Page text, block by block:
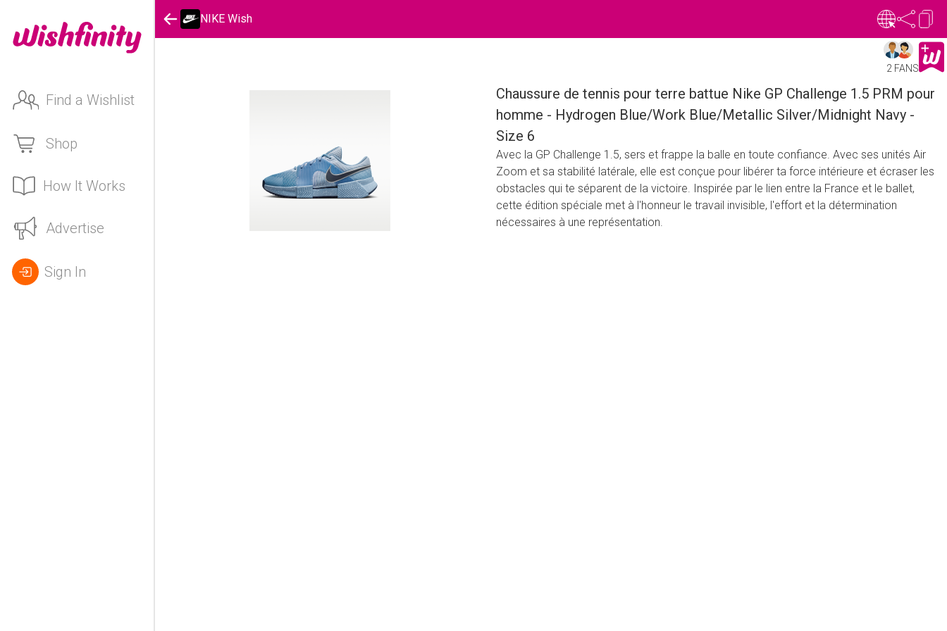
Find a Wishlist
Shop
How It Works
Advertise
Sign In
NIKE Wish
2 FANS
Chaussure de tennis pour terre battue Nike GP Challenge 1.5 PRM pour
homme - Hydrogen Blue/Work Blue/Metallic Silver/Midnight Navy -
Size 6
Avec la GP Challenge 1.5, sers et frappe la balle en toute confiance. Avec ses unités Air
Zoom et sa stabilité latérale, elle est conçue pour libérer ta force intérieure et écraser les
obstacles qui te séparent de la victoire. Inspirée par le lien entre la France et le ballet,
cette édition spéciale met à l'honneur le travail invisible, l'effort et la détermination
nécessaires à une représentation.